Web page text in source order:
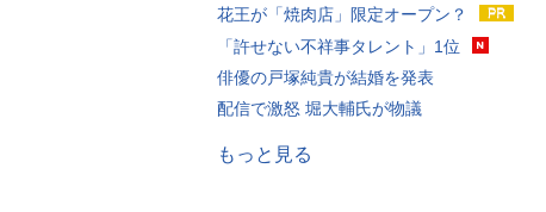
花王が「焼肉店」限定オープン？
「許せない不祥事タレント」1位
俳優の戸塚純貴が結婚を発表
配信で激怒 堀大輔氏が物議
もっと見る